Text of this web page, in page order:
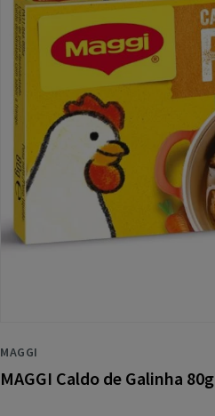
MAGGI
MAGGI Caldo de Galinha 80g